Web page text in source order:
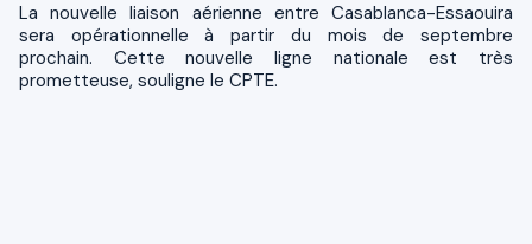
La nouvelle liaison aérienne entre Casablanca-Essaouira
sera opérationnelle à partir du mois de septembre
prochain. Cette nouvelle ligne nationale est très
prometteuse, souligne le CPTE.